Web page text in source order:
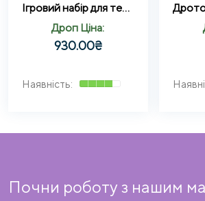
Ігровий набір для телефона 11в1 (Клавіатура/Миша/Хаб/Адаптер)
Дроп Ціна:
930.00₴
Почни роботу з нашим